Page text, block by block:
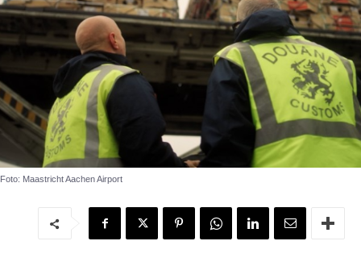
Foto: Maastricht Aachen Airport